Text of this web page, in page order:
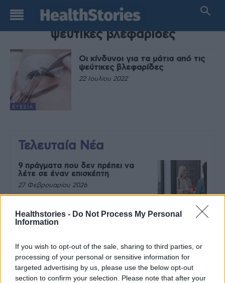
Healthstories - Do Not Process My Personal
Information
If you wish to opt-out of the sale, sharing to third parties, or
processing of your personal or sensitive information for
targeted advertising by us, please use the below opt-out
section to confirm your selection. Please note that after your
TAG
ψεύτικες βλεφαρίδες
ΕΥΕΞΊΑ
Οι κίνδυνοι για τα μάτια από τις
ψεύτικες βλεφαρίδες
22 Ιουλίου 2022
Τελευταία Νέα
9 πράγματα που δεν πρέπει να
λέτε σε έναν επισκέπτη
27 Φεβρουαρίου 2026
την υποστήριξη της Be-Live
27 Φεβρουαρίου 2026